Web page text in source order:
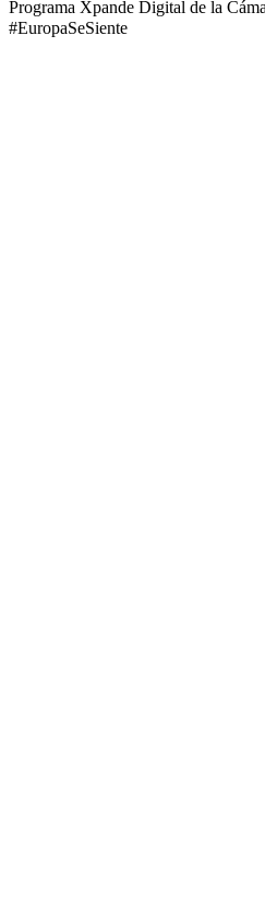
Programa Xpande Digital de la
#EuropaSeSiente